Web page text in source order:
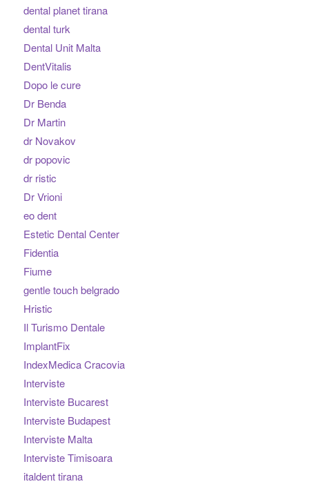
dental planet tirana
dental turk
Dental Unit Malta
DentVitalis
Dopo le cure
Dr Benda
Dr Martin
dr Novakov
dr popovic
dr ristic
Dr Vrioni
eo dent
Estetic Dental Center
Fidentia
Fiume
gentle touch belgrado
Hristic
Il Turismo Dentale
ImplantFix
IndexMedica Cracovia
Interviste
Interviste Bucarest
Interviste Budapest
Interviste Malta
Interviste Timisoara
italdent tirana